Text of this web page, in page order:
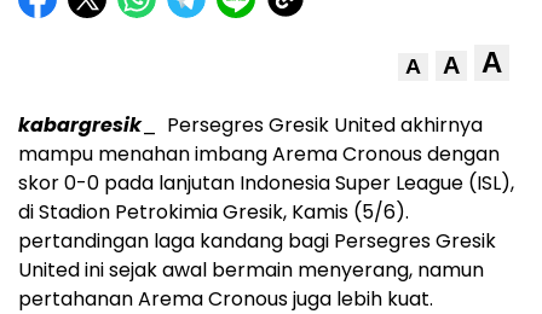
A A A
kabargresik_ Persegres Gresik United akhirnya
mampu menahan imbang Arema Cronous dengan
skor 0-0 pada lanjutan Indonesia Super League (ISL),
di Stadion Petrokimia Gresik, Kamis (5/6).
pertandingan laga kandang bagi Persegres Gresik
United ini sejak awal bermain menyerang, namun
pertahanan Arema Cronous juga lebih kuat.